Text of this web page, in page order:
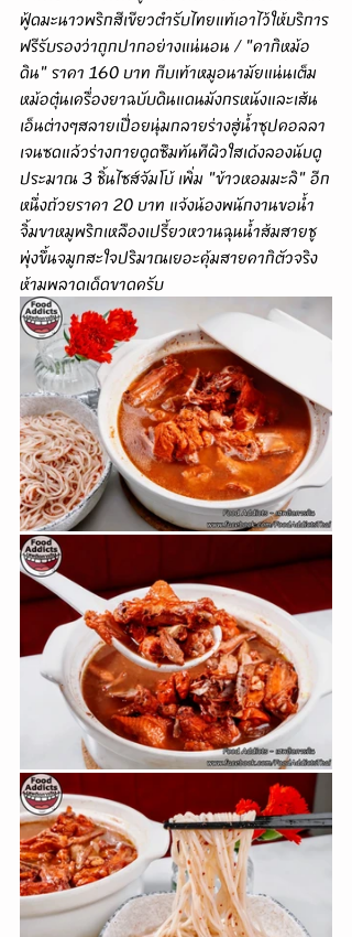
ฟู้ดมะนาวพริกสีเขียวตำรับไทยแท้เอาไว้ให้บริการ
ฟรีรับรองว่าถูกปากอย่างแน่นอน / "คากิหม้อ
ดิน" ราคา 160 บาท กีบเท้าหมูอนามัยแน่นเต็ม
หม้อตุ๋นเครื่องยาฉบับดินแดนมังกรหนังและเส้น
เอ็นต่างๆสลายเปื่อยนุ่มกลายร่างสู่น้ำซุปคอลลา
เจนซดแล้วร่างกายดูดซึมทันทีผิวใสเด้งลองนับดู
ประมาณ 3 ชิ้นไซส์จัมโบ้ เพิ่ม "ข้าวหอมมะลิ" อีก
หนึ่งถ้วยราคา 20 บาท แจ้งน้องพนักงานขอน้ำ
จิ้มขาหมูพริกเหลืองเปรี้ยวหวานฉุนน้ำส้มสายชู
พุ่งขึ้นจมูกสะใจปริมาณเยอะคุ้มสายคากิตัวจริง
ห้ามพลาดเด็ดขาดครับ